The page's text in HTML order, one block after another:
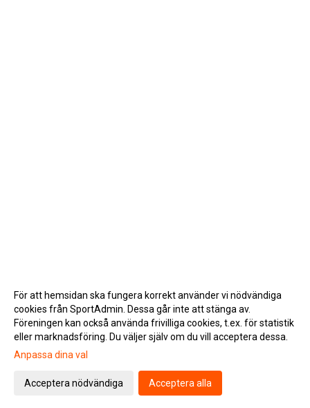
Gå till Webbversion
För att hemsidan ska fungera korrekt använder vi nödvändiga
cookies från SportAdmin. Dessa går inte att stänga av.
Föreningen kan också använda frivilliga cookies, t.ex. för statistik
eller marknadsföring. Du väljer själv om du vill acceptera dessa.
Anpassa dina val
Acceptera nödvändiga Acceptera alla